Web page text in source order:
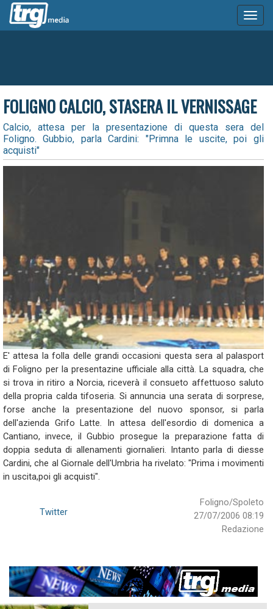
FOLIGNO CALCIO, STASERA IL VERNISSAGE
Calcio, attesa per la presentazione di questa sera del
Foligno. Gubbio, parla Cardini: "Primna le uscite, poi gli
acquisti"
E' attesa la folla delle grandi occasioni questa sera al palasport
di Foligno per la presentazine ufficiale alla città. La squadra, che
si trova in ritiro a Norcia, riceverà il consueto affettuoso saluto
della propria calda tifoseria. Si annuncia una serata di sorprese,
forse anche la presentazione del nuovo sponsor, si parla
dell'azienda Grifo Latte. In attesa dell'esordio di domenica a
Cantiano, invece, il Gubbio prosegue la preparazione fatta di
doppia seduta di allenamenti giornalieri. Intanto parla di diesse
Cardini, che al Giornale dell'Umbria ha rivelato: "Prima i movimenti
in uscita,poi gli acquisti".
Foligno/Spoleto
27/07/2006 08:19
Redazione
Twitter